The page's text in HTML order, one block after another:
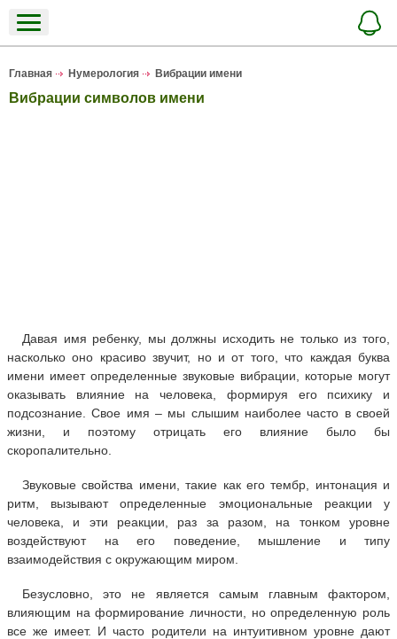
Главная Нумерология Вибрации имени
Вибрации символов имени
Давая имя ребенку, мы должны исходить не только из того,
насколько оно красиво звучит, но и от того, что каждая буква
имени имеет определенные звуковые вибрации, которые могут
оказывать влияние на человека, формируя его психику и
подсознание. Свое имя – мы слышим наиболее часто в своей
жизни, и поэтому отрицать его влияние было бы
скоропалительно.
Звуковые свойства имени, такие как его тембр, интонация и
ритм, вызывают определенные эмоциональные реакции у
человека, и эти реакции, раз за разом, на тонком уровне
воздействуют на его поведение, мышление и типу
взаимодействия с окружающим миром.
Безусловно, это не является самым главным фактором,
влияющим на формирование личности, но определенную роль
все же имеет. И часто родители на интуитивном уровне дают